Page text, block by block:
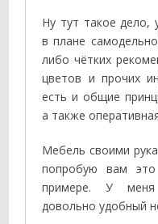
Ну тут такое дело,
в плане
либо чётких
цветов и прочих
есть и общие
а также
Мебель своими
попробую вам это
примере. У
довольно удобный